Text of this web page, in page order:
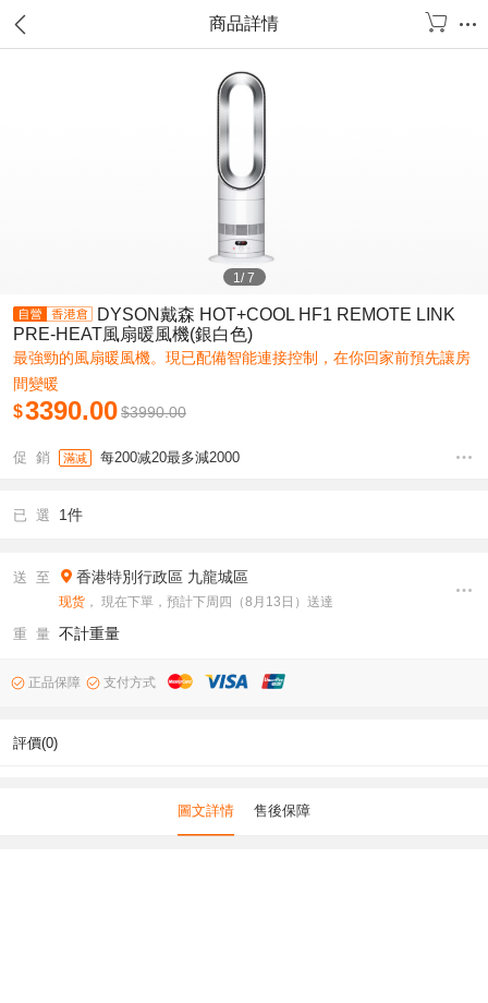
商品詳情
1/7
DYSON戴森 HOT+COOL HF1 REMOTE LINK
PRE-HEAT風扇暖風機(銀白色)
最強勁的風扇暖風機。現已配備智能連接控制，在你回家前預先讓房
間變暖
$3390.00$3990.00
促 銷 滿减 每200减20最多減2000
已 選 1件
送 至 香港特別行政區 九龍城區
现货 ， 現在下單，預計下周四（8月13日）送達
重 量 不計重量
正品保障 支付方式
評價(0)
圖文詳情 售後保障